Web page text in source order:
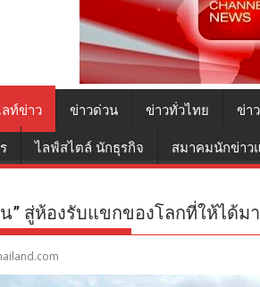
ท์ข่าว ข่าวด่วน ข่าวทั่วไทย ข่า
ไลฟ์สไตล์ นักธุรกิจ สมาคมนักข่าว
น” สู่ห้องรับแขกของโลกที่ให้ได้ม